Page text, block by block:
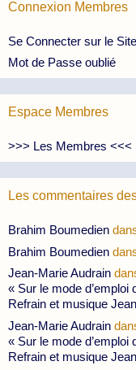
Connexion Membres
Se Connecter sur le Site
Mot de Passe oublié
Espace Membres
>>> Les Membres <<<
Les commentaires
Brahim Boumedien
Brahim Boumedien
Jean-Marie Audrain
« Sur le mode d’emploi
Refrain et musique
Jean-Marie Audrain
« Sur le mode d’emploi
Refrain et musique